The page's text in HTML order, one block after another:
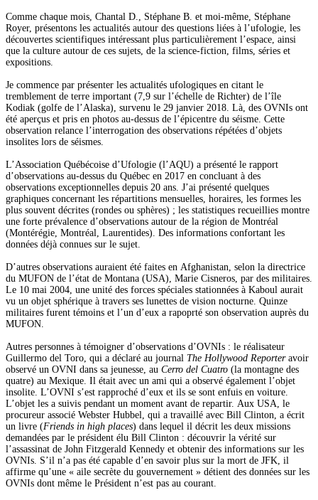
Comme chaque mois, Chantal D., Stéphane B. et moi-même, Stéphane
Royer, présentons les actualités autour des questions liées à l’ufologie, les
découvertes scientifiques intéressant plus particulièrement l’espace, ainsi
que la culture autour de ces sujets, de la science-fiction, films, séries et
expositions.
Je commence par présenter les actualités ufologiques en citant le
tremblement de terre important (7,9 sur l’échelle de Richter) de l’île
Kodiak (golfe de l’Alaska), survenu le 29 janvier 2018. Là, des OVNIs ont
été aperçus et pris en photos au-dessus de l’épicentre du séisme. Cette
observation relance l’interrogation des observations répétées d’objets
insolites lors de séismes.
L’Association Québécoise d’Ufologie (l’AQU) a présenté le rapport
d’observations au-dessus du Québec en 2017 en concluant à des
observations exceptionnelles depuis 20 ans. J’ai présenté quelques
graphiques concernant les répartitions mensuelles, horaires, les formes les
plus souvent décrites (rondes ou sphères) ; les statistiques recueillies montre
une forte prévalence d’observations autour de la région de Montréal
(Montérégie, Montréal, Laurentides). Des informations confortant les
données déjà connues sur le sujet.
D’autres observations auraient été faites en Afghanistan, selon la directrice
du MUFON de l’état de Montana (USA), Marie Cisneros, par des militaires.
Le 10 mai 2004, une unité des forces spéciales stationnées à Kaboul aurait
vu un objet sphérique à travers ses lunettes de vision nocturne. Quinze
militaires furent témoins et l’un d’eux a rapoprté son observation auprès du
MUFON.
Autres personnes à témoigner d’observations d’OVNIs : le réalisateur
Guillermo del Toro, qui a déclaré au journal The Hollywood Reporter avoir
observé un OVNI dans sa jeunesse, au Cerro del Cuatro (la montagne des
quatre) au Mexique. Il était avec un ami qui a observé également l’objet
insolite. L’OVNI s’est rapproché d’eux et ils se sont enfuis en voiture.
L’objet les a suivis pendant un moment avant de repartir. Aux USA, le
procureur associé Webster Hubbel, qui a travaillé avec Bill Clinton, a écrit
un livre (Friends in high places) dans lequel il décrit les deux missions
demandées par le président élu Bill Clinton : découvrir la vérité sur
l’assassinat de John Fitzgerald Kennedy et obtenir des informations sur les
OVNIs. S’il n’a pas été capable d’en savoir plus sur la mort de JFK, il
affirme qu’une « aile secrète du gouvernement » détient des données sur les
OVNIs dont même le Président n’est pas au courant.